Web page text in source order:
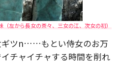
左から長女の茶々、三女の江、次女の初）
ギツn……もとい侍女のお万
チャイチャする時間を削れ